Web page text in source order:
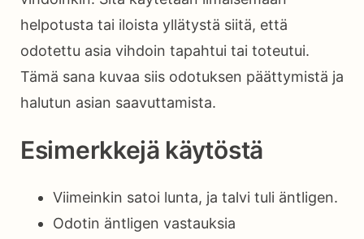
helpotusta tai iloista yllätystä siitä, että
odotettu asia vihdoin tapahtui tai toteutui.
Tämä sana kuvaa siis odotuksen päättymistä ja
halutun asian saavuttamista.
Esimerkkejä käytöstä
Viimeinkin satoi lunta, ja talvi tuli äntligen.
Odotin äntligen vastauksia